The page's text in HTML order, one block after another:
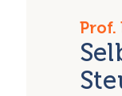
Prof.